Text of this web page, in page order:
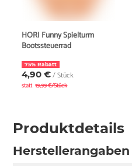
HORI Funny Spielturm
Bootssteuerrad
75% Rabatt
4,90 €/ Stück
statt 19,99 €/Stück
Produktdetails
Herstellerangaben